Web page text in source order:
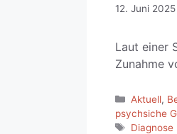
12. Juni 2025
Laut einer
Zunahme
Aktuell,
psychsiche
Diagnose